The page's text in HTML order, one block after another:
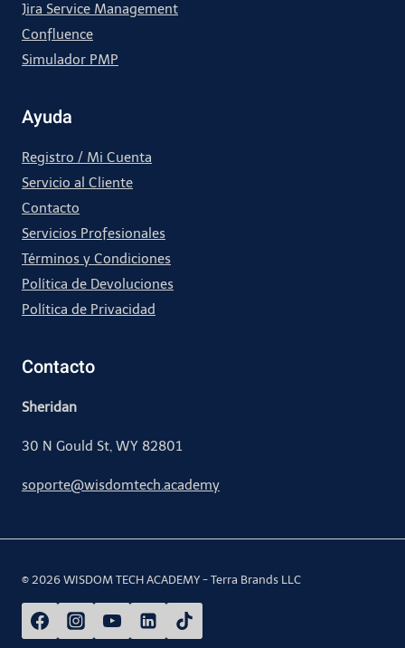
Jira Service Management
Confluence
Simulador PMP
Ayuda
Registro / Mi Cuenta
Servicio al Cliente
Contacto
Servicios Profesionales
Términos y Condiciones
Política de Devoluciones
Política de Privacidad
Contacto
Sheridan
30 N Gould St, WY 82801
soporte@wisdomtech.academy
© 2026 WISDOM TECH ACADEMY - Terra Brands LLC